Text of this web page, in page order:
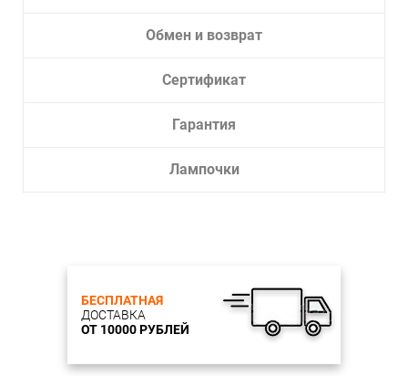
Обмен и возврат
Сертификат
Гарантия
Лампочки
БЕСПЛАТНАЯ
ДОСТАВКА
ОТ 10000 РУБЛЕЙ